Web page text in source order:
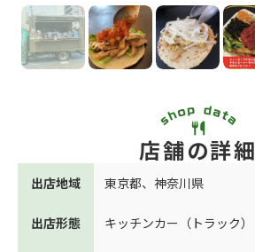
店舗の詳細
出店地域 東京都、 神奈川県
出店形態 キッチンカー（トラック）